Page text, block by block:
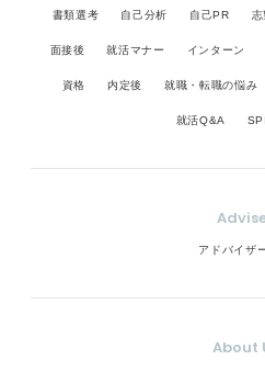
書類選考 自己分析 自己PR 志
面接後 就活マナー インターン
資格 内定後 就職・転職の悩み
就活Q&A
アドバイザ
About